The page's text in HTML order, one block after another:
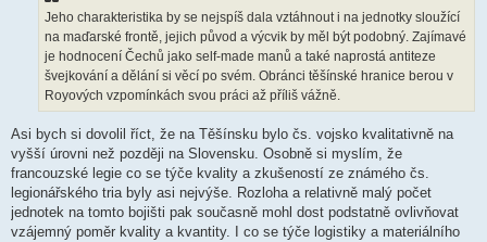
Jeho charakteristika by se nejspíš dala vztáhnout i na jednotky sloužící
na maďarské frontě, jejich původ a výcvik by měl být podobný. Zajímavé
je hodnocení Čechů jako self-made manů a také naprostá antiteze
švejkování a dělání si věcí po svém. Obránci těšínské hranice berou v
Royových vzpomínkách svou práci až příliš vážně.
Asi bych si dovolil říct, že na Těšínsku bylo čs. vojsko kvalitativně na
vyšší úrovni než později na Slovensku. Osobně si myslím, že
francouzské legie co se týče kvality a zkušeností ze známého čs.
legionářského tria byly asi nejvýše. Rozloha a relativně malý počet
jednotek na tomto bojišti pak současně mohl dost podstatně ovlivňovat
vzájemný poměr kvality a kvantity. I co se týče logistiky a materiálního